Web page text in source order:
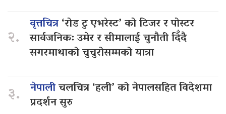
२.
वृत्तचित्र‘रोड टु एभरेस्ट’ को टिजर र पोस्टर
सार्वजनिक: उमेर र सीमालाई चुनौती दिँदै
सगरमाथाको चुचुरोसम्मको यात्रा
३. नेपालीचलचित्र ‘हली’ को नेपालसहित विदेशमा
प्रदर्शन सुरु